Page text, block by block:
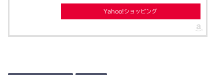
Yahoo!ショッピング